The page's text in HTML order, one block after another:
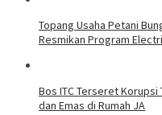
Topang Usaha Petani
Resmikan Program
Bos ITC Terseret Korupsi
dan Emas di Rumah JA